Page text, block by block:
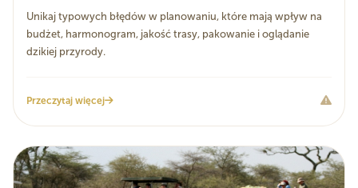
Unikaj typowych błędów w planowaniu, które mają wpływ na
budżet, harmonogram, jakość trasy, pakowanie i oglądanie
dzikiej przyrody.
Przeczytaj więcej